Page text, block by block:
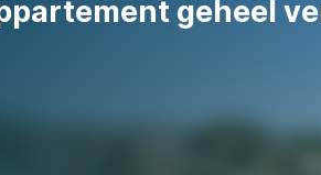
geheel